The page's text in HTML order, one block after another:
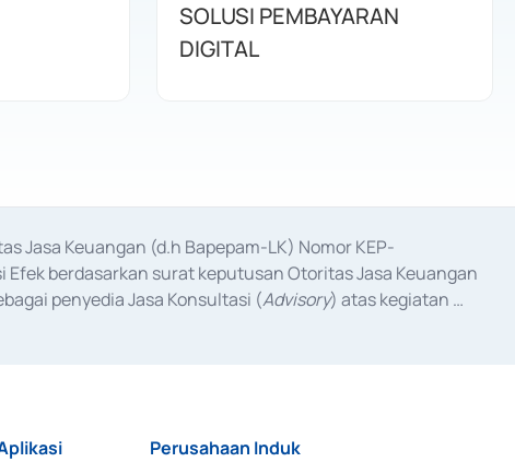
SOLUSI PEMBAYARAN
DIGITAL
Jasa Keuangan (d.h Bapepam-LK) Nomor KEP-
Efek berdasarkan surat keputusan Otoritas Jasa Keuangan
penyedia Jasa Konsultasi (Advisory) atas kegiatan
Perusahaan Induk